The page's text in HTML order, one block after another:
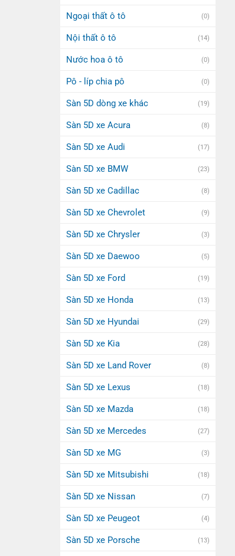
Ngoại thất ô tô (0)
Nội thất ô tô (14)
Nước hoa ô tô (0)
Pô - líp chia pô (0)
Sàn 5D dòng xe khác (19)
Sàn 5D xe Acura (8)
Sàn 5D xe Audi (17)
Sàn 5D xe BMW (23)
Sàn 5D xe Cadillac (8)
Sàn 5D xe Chevrolet (9)
Sàn 5D xe Chrysler (3)
Sàn 5D xe Daewoo (5)
Sàn 5D xe Ford (19)
Sàn 5D xe Honda (13)
Sàn 5D xe Hyundai (29)
Sàn 5D xe Kia (28)
Sàn 5D xe Land Rover (8)
Sàn 5D xe Lexus (18)
Sàn 5D xe Mazda (18)
Sàn 5D xe Mercedes (27)
Sàn 5D xe MG (3)
Sàn 5D xe Mitsubishi (18)
Sàn 5D xe Nissan (7)
Sàn 5D xe Peugeot (4)
Sàn 5D xe Porsche (13)